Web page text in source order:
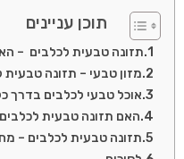
תוכן עניינים
תזונה טבעית לכלבים –
מזון טבעי – תזונה
אוכל טבעי לכלבים בדרך
האם תזונה טבעית
תזונה טבעית לכלבים –